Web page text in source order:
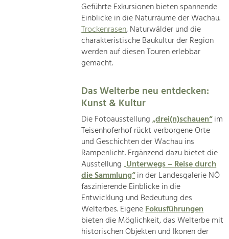
Geführte Exkursionen bieten spannende
Einblicke in die Naturräume der Wachau.
Trockenrasen, Naturwälder und die
charakteristische Baukultur der Region
werden auf diesen Touren erlebbar
gemacht.
Das Welterbe neu entdecken:
Kunst & Kultur
Die Fotoausstellung„drei(n)schauen“im
Teisenhoferhof rückt verborgene Orte
und Geschichten der Wachau ins
Rampenlicht. Ergänzend dazu bietet die
Ausstellung„Unterwegs – Reise durch
die Sammlung“in der Landesgalerie NÖ
faszinierende Einblicke in die
Entwicklung und Bedeutung des
Welterbes. EigeneFokusführungen
bieten die Möglichkeit, das Welterbe mit
historischen Objekten und Ikonen der